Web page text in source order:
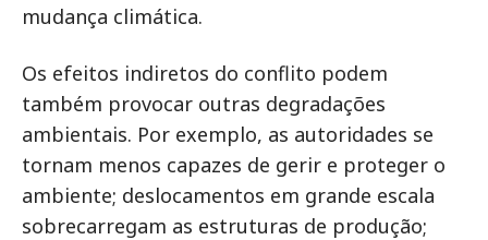
mudança climática.
Os efeitos indiretos do conflito podem
também provocar outras degradações
ambientais. Por exemplo, as autoridades se
tornam menos capazes de gerir e proteger o
ambiente; deslocamentos em grande escala
sobrecarregam as estruturas de produção;